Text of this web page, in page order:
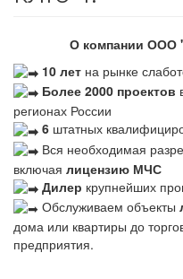
О компании ООО
10 лет на рынке
Более 2000 проектов
регионах России
6 штатных
Вся необходимая
включая лицензию МЧС
Дилер крупнейших
Обслуживаем объекты
дома или квартиры до
предприятия.